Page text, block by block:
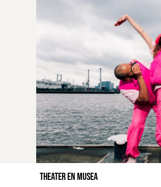
Theater en Musea